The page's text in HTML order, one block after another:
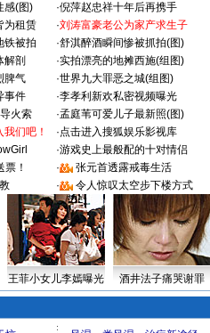
感(图) ·倪萍赵忠祥十年后再携手
为租赁 ·刘涛富豪老公为家产求生子
铁被拍 ·舒淇醉酒瞬间惨被抓拍(图)
解剖 ·实拍漂亮的地摊西施(组图)
脾气 ·世界九大罪恶之城(组图)
事件 ·李孝利新欢私密视频曝光
火索 ·孟庭苇可爱儿子最新照(图)
们吧！ ·点击进入搜狐娱乐影视库
·游戏史上最般配的十对情侣
票！ ·
张元首透露戒毒生活
· 令人惊叹太空步下楼方式
王菲小女儿李嫣曝光 酒井法子痛哭谢罪